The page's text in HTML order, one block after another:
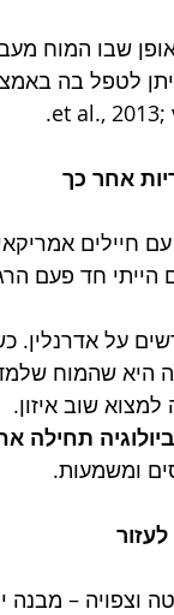
et al., 2013;
אחר כך
חיילים
הייתי חד פעם
על אדרנלין.
שהמוח שלמד
שוב איזון.
ביולוגיה תחילה
ומשמעות.
וצפויה – מבנה